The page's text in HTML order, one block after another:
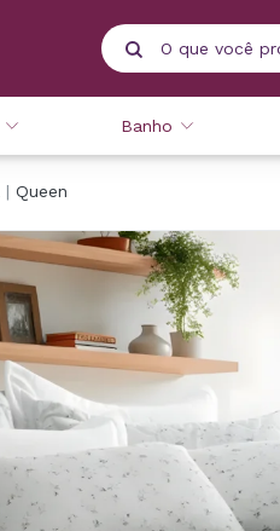
Banho
Queen